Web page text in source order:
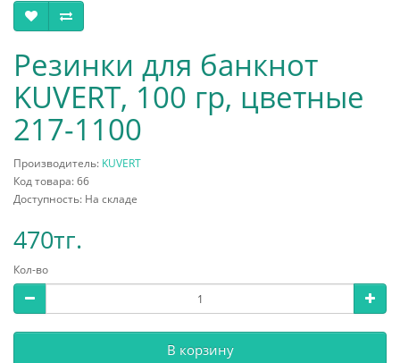
Резинки для банкнот
KUVERT, 100 гр, цветные
217-1100
Производитель: KUVERT
Код товара: 66
Доступность: На складе
470тг.
Кол-во
В корзину